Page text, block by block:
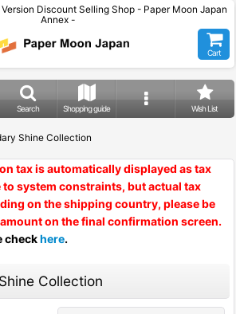
Discount Selling Shop - Paper Moon Japan
Annex -
Cart
Search Shopping guide Wish List
Shine Collection
tax is automatically displayed as tax
system constraints, but actual tax
on the shipping country, please be
on the final confirmation screen.
checkhere.
Collection